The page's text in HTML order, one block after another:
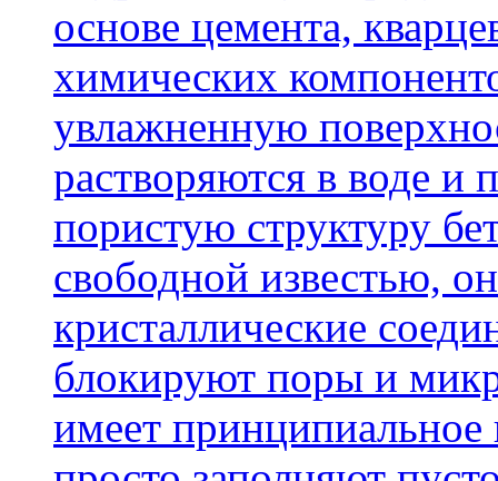
основе цемента,
химических
увлажненную
растворяются в воде и
пористую структуру
свободной известью,
кристаллические
блокируют поры и
имеет